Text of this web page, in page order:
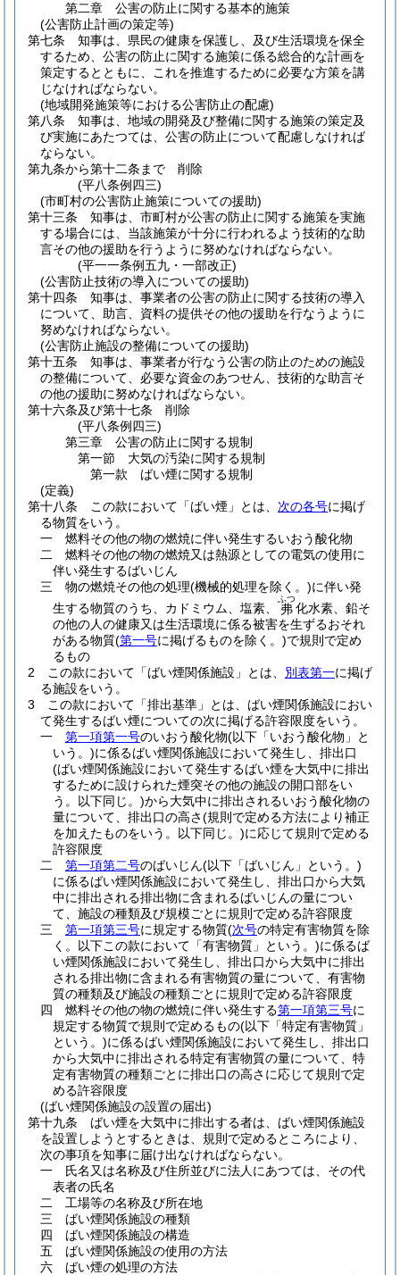
第二章
公害の防止に関する基本的施策
(公害防止計画の策定等)
第七条
知事は、県民の健康を保護し、及び生活環境を保全
するため、公害の防止に関する施策に係る総合的な計画を
策定するとともに、これを推進するために必要な方策を講
じなければならない。
(地域開発施策等における公害防止の配慮)
第八条
知事は、地域の開発及び整備に関する施策の策定及
び実施にあたつては、公害の防止について配慮しなければ
ならない。
第九条から第十二条まで
削除
(平八条例四三)
(市町村の公害防止施策についての援助)
第十三条
知事は、市町村が公害の防止に関する施策を実施
する場合には、当該施策が十分に行われるよう技術的な助
言その他の援助を行うように努めなければならない。
(平一一条例五九・一部改正)
(公害防止技術の導入についての援助)
第十四条
知事は、事業者の公害の防止に関する技術の導入
について、助言、資料の提供その他の援助を行なうように
努めなければならない。
(公害防止施設の整備についての援助)
第十五条
知事は、事業者が行なう公害の防止のための施設
の整備について、必要な資金のあつせん、技術的な助言そ
の他の援助に努めなければならない。
第十六条及び第十七条
削除
(平八条例四三)
第三章
公害の防止に関する規制
第一節
大気の汚染に関する規制
第一款
ばい煙に関する規制
(定義)
第十八条
この款において「ばい煙」とは、 次の各号に掲げ
る物質をいう。
一
燃料その他の物の燃焼に伴い発生するいおう酸化物
二
燃料その他の物の燃焼又は熱源としての電気の使用に
伴い発生するばいじん
三
物の燃焼その他の処理(機械的処理を除く。)に伴い発
生する物質のうち、カドミウム、塩素、
弗
ふつ
化水素、鉛そ
の他の人の健康又は生活環境に係る被害を生ずるおそれ
がある物質(第一号に掲げるものを除く。)で規則で定め
るもの
2
この款において「ばい煙関係施設」とは、 別表第一に掲げ
る施設をいう。
3
この款において「排出基準」とは、ばい煙関係施設におい
て発生するばい煙についての次に掲げる許容限度をいう。
一
第一項第一号のいおう酸化物(以下「いおう酸化物」と
いう。)に係るばい煙関係施設において発生し、排出口
(ばい煙関係施設において発生するばい煙を大気中に排出
するために設けられた煙突その他の施設の開口部をい
う。以下同じ。)から大気中に排出されるいおう酸化物の
量について、排出口の高さ(規則で定める方法により補正
を加えたものをいう。以下同じ。)に応じて規則で定める
許容限度
二
第一項第二号のばいじん(以下「ばいじん」という。)
に係るばい煙関係施設において発生し、排出口から大気
中に排出される排出物に含まれるばいじんの量につい
て、施設の種類及び規模ごとに規則で定める許容限度
三
第一項第三号に規定する物質(次号の特定有害物質を除
く。以下この款において「有害物質」という。)に係るば
い煙関係施設において発生し、排出口から大気中に排出
される排出物に含まれる有害物質の量について、有害物
質の種類及び施設の種類ごとに規則で定める許容限度
四
燃料その他の物の燃焼に伴い発生する第一項第三号に
規定する物質で規則で定めるもの(以下「特定有害物質」
という。)に係るばい煙関係施設において発生し、排出口
から大気中に排出される特定有害物質の量について、特
定有害物質の種類ごとに排出口の高さに応じて規則で定
める許容限度
(ばい煙関係施設の設置の届出)
第十九条
ばい煙を大気中に排出する者は、ばい煙関係施設
を設置しようとするときは、規則で定めるところにより、
次の事項を知事に届け出なければならない。
一
氏名又は名称及び住所並びに法人にあつては、その代
表者の氏名
二
工場等の名称及び所在地
三
ばい煙関係施設の種類
四
ばい煙関係施設の構造
五
ばい煙関係施設の使用の方法
六
ばい煙の処理の方法